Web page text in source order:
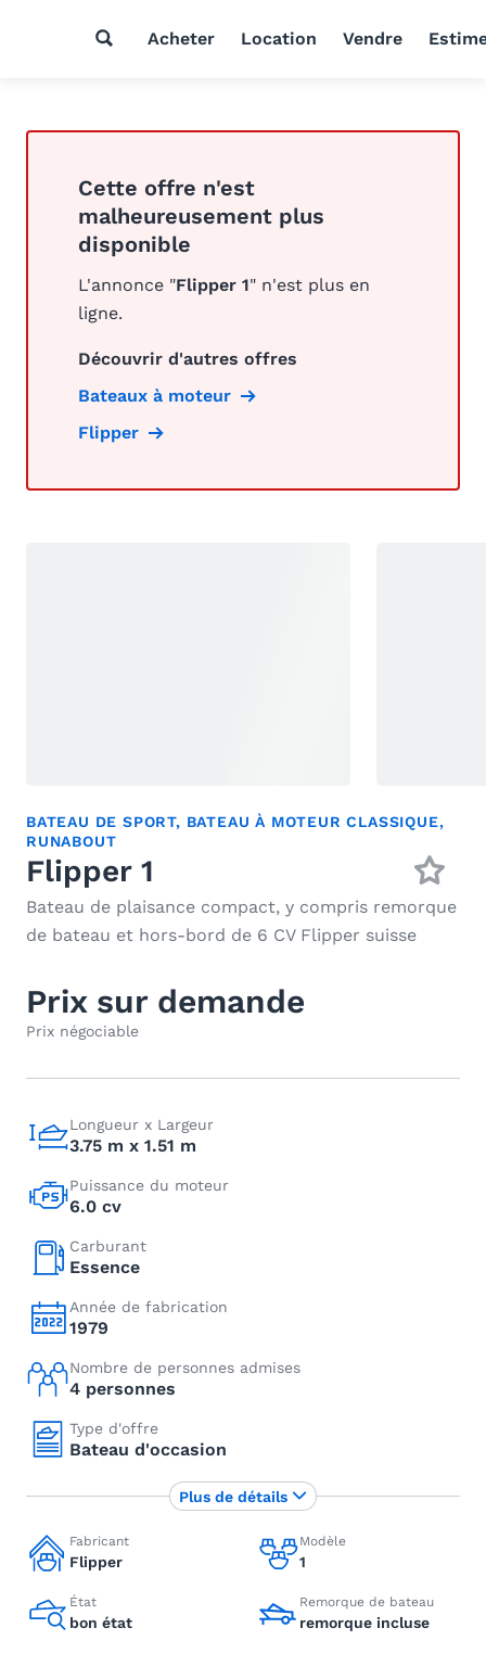
Acheter Location Vendre
Cette offre n'est
malheureusement plus
disponible
L'annonce "Flipper 1" n'est plus en
ligne.
Découvrir d'autres offres
Bateaux à moteur
Flipper
BATEAU DE SPORT, BATEAU À MOTEUR CLASSIQUE,
RUNABOUT
Flipper 1
Bateau de plaisance compact, y compris remorque
de bateau et hors-bord de 6 CV Flipper suisse
Prix sur demande
Prix négociable
Longueur x Largeur
3.75 m x 1.51 m
Puissance du moteur
6.0 cv
Carburant
Essence
Année de fabrication
1979
Nombre de personnes admises
4 personnes
Type d'offre
Bateau d'occasion
Fabricant
Flipper
Modèle
1
État
bon état
Remorque de bateau
remorque incluse
Plus de détails